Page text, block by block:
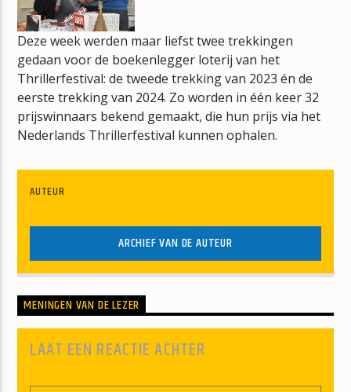
mz-radio
Deze week werden maar liefst twee trekkingen
gedaan voor de boekenlegger loterij van het
Thrillerfestival: de tweede trekking van 2023 én de
eerste trekking van 2024. Zo worden in één keer 32
prijswinnaars bekend gemaakt, die hun prijs via het
Nederlands Thrillerfestival kunnen ophalen.
AUTEUR
ARCHIEF VAN DE AUTEUR
MENINGEN VAN DE LEZER
LAAT EEN REACTIE ACHTER